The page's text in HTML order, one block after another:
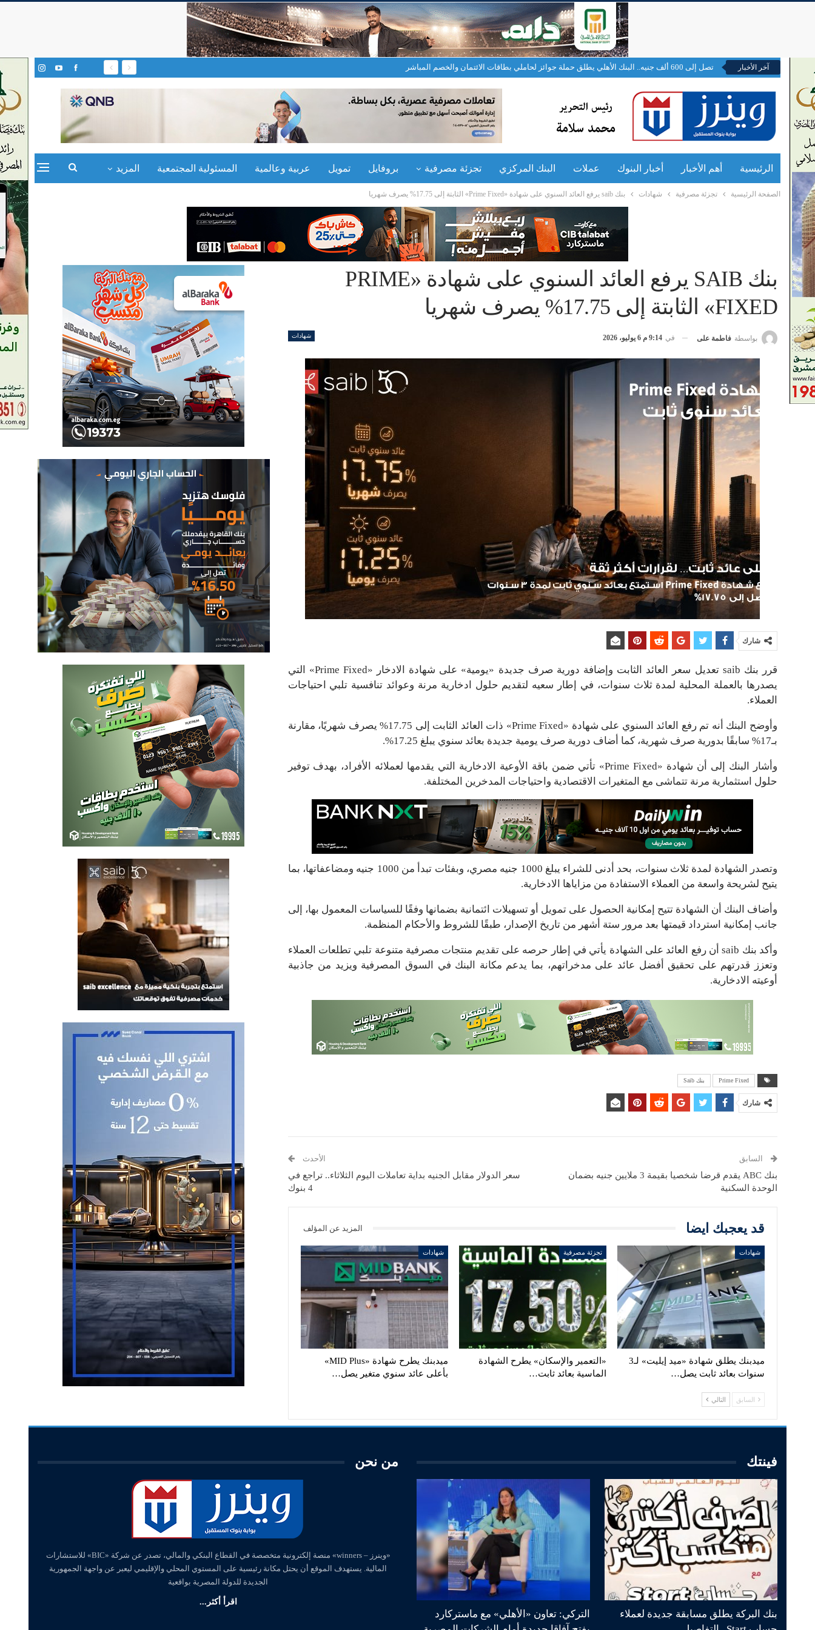
آخر الأخبار تصل إلى 600 ألف جنيه.. البنك الأهلي يطلق حملة جوائز لحاملي بطاقات الائتمان والخصم المباشر
الرئيسية أهم الأخبار أخبار البنوك عملات البنك المركزي تجزئة مصرفية بروفايل تمويل عربية وعالمية المسئولية المجتمعية المزيد
الصفحة الرئيسية تجزئة مصرفية شهادات بنك saib يرفع العائد السنوي على شهادة «Prime Fixed» الثابتة إلى 17.75% يصرف شهريا
بنك SAIB يرفع العائد السنوي على شهادة «PRIME
FIXED» الثابتة إلى 17.75% يصرف شهريا
شهادات بواسطة فاطمة على في 9:14 م 6 يوليو، 2026
شارك
قرر بنك saib تعديل سعر العائد الثابت وإضافة دورية صرف جديدة «يومية» على شهادة الادخار «Prime Fixed» التي
يصدرها بالعملة المحلية لمدة ثلاث سنوات، في إطار سعيه لتقديم حلول ادخارية مرنة وعوائد تنافسية تلبي احتياجات
العملاء.
وأوضح البنك أنه تم رفع العائد السنوي على شهادة «Prime Fixed» ذات العائد الثابت إلى 17.75% يصرف شهريًا، مقارنة
بـ17% سابقًا بدورية صرف شهرية، كما أضاف دورية صرف يومية جديدة بعائد سنوي يبلغ 17.25%.
وأشار البنك إلى أن شهادة «Prime Fixed» تأتي ضمن باقة الأوعية الادخارية التي يقدمها لعملائه الأفراد، بهدف توفير
حلول استثمارية مرنة تتماشى مع المتغيرات الاقتصادية واحتياجات المدخرين المختلفة.
وتصدر الشهادة لمدة ثلاث سنوات، بحد أدنى للشراء يبلغ 1000 جنيه مصري، وبفئات تبدأ من 1000 جنيه ومضاعفاتها، بما
يتيح لشريحة واسعة من العملاء الاستفادة من مزاياها الادخارية.
وأضاف البنك أن الشهادة تتيح إمكانية الحصول على تمويل أو تسهيلات ائتمانية بضمانها وفقًا للسياسات المعمول بها، إلى
جانب إمكانية استرداد قيمتها بعد مرور ستة أشهر من تاريخ الإصدار، طبقًا للشروط والأحكام المنظمة.
وأكد بنك saib أن رفع العائد على الشهادة يأتي في إطار حرصه على تقديم منتجات مصرفية متنوعة تلبي تطلعات العملاء
وتعزز قدرتهم على تحقيق أفضل عائد على مدخراتهم، بما يدعم مكانة البنك في السوق المصرفية ويزيد من جاذبية
أوعيته الادخارية.
Prime Fixed بنك Saib
شارك
السابق
بنك ABC يقدم قرضا شخصيا بقيمة 3 ملايين جنيه بضمان
الوحدة السكنية
الأحدث
سعر الدولار مقابل الجنيه بداية تعاملات اليوم الثلاثاء.. تراجع في
4 بنوك
قد يعجبك ايضا المزيد عن المؤلف
شهادات
ميدبنك يطلق شهادة «ميد إيليت» لـ3
سنوات بعائد ثابت يصل…
تجزئة مصرفية
«التعمير والإسكان» يطرح الشهادة
الماسية بعائد ثابت…
شهادات
ميدبنك يطرح شهادة «MID Plus»
بأعلى عائد سنوي متغير يصل…
السابق التالي
فينتك
بنك البركة يطلق مسابقة جديدة لعملاء
التركي: تعاون «الأهلي» مع ماستركارد
من نحن
«وينرز – winners» منصة إلكترونية متخصصة في القطاع البنكي والمالي، تصدر عن شركة «BIC» للاستشارات
المالية. يستهدف الموقع أن يحتل مكانة رئيسية على المستوي المحلي والإقليمي ليعبر عن واجهة الجمهورية
الجديدة للدولة المصرية بواقعية
اقرأ أكثر...